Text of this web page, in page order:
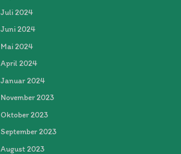
Juli 2024
Juni 2024
Mai 2024
April 2024
Januar 2024
November 2023
Oktober 2023
September 2023
August 2023